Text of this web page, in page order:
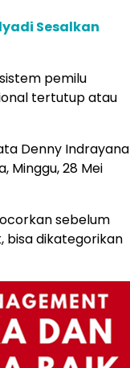
Sesalkan
pemilu
tertutup atau
Denny Indrayana
Minggu, 28 Mei
sebelum
bisa dikategorikan